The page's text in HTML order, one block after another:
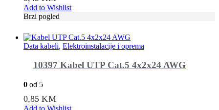
Add to Wishlist
Brzi pogled
Data kabeli, Elektroinstalacije i oprema
10397 Kabel UTP Cat.5 4x2x24 AWG
0 od 5
0,85KM
Add to Wishlist